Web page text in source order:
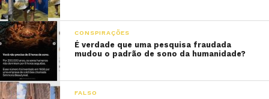
CONSPIRAÇÕES
É verdade que uma pesquisa fraudada
mudou o padrão de sono da humanidade?
FALSO